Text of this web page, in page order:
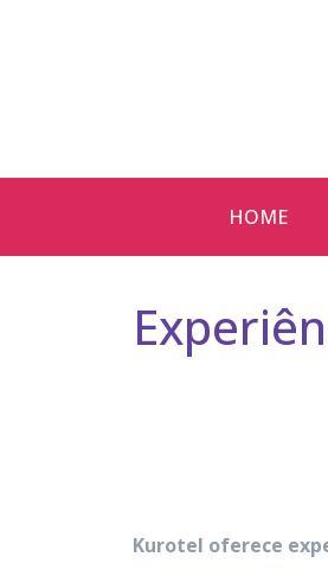
HOME
Kurotel oferece